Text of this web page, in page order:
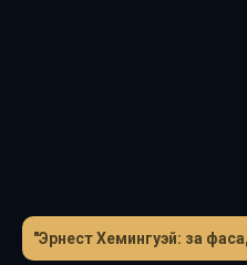
одинокую, хрупкую,
более сложную, чем та,
"Эрнест Хемингуэй: за